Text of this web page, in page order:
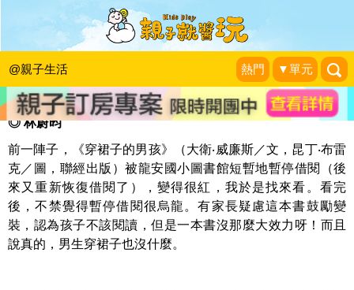
@親子生活 熱門 ▼單元
做自己的艱難
人本教育文教基金會
◎ 林蔚昀
前一陣子，《穿裙子的男孩》（大衛‧威廉斯／文，昆丁‧布雷
克／圖，聯經出版）被龍安國小圖書館短暫地暫停借閱（後
來又重新恢復借閱了），變得很紅，我於是找來看。看完
後，不禁覺得暫停借閱很烏龍。有家長疑慮這本書鼓勵變
裝，認為孩子不該閱讀，但是一本書沒那麼大效力呀！而且
說真的，男生穿裙子也沒什麼。